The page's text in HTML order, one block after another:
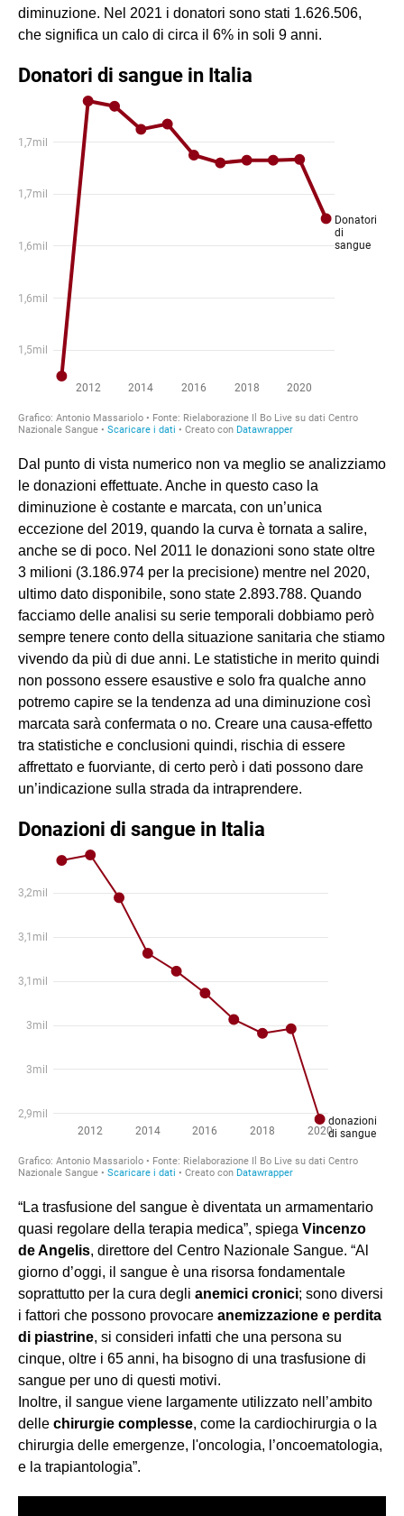
diminuzione. Nel 2021 i donatori sono stati 1.626.506,
che significa un calo di circa il 6% in soli 9 anni.
Dal punto di vista numerico non va meglio se analizziamo
le donazioni effettuate. Anche in questo caso la
diminuzione è costante e marcata, con un’unica
eccezione del 2019, quando la curva è tornata a salire,
anche se di poco. Nel 2011 le donazioni sono state oltre
3 milioni (3.186.974 per la precisione) mentre nel 2020,
ultimo dato disponibile, sono state 2.893.788. Quando
facciamo delle analisi su serie temporali dobbiamo però
sempre tenere conto della situazione sanitaria che stiamo
vivendo da più di due anni. Le statistiche in merito quindi
non possono essere esaustive e solo fra qualche anno
potremo capire se la tendenza ad una diminuzione così
marcata sarà confermata o no. Creare una causa-effetto
tra statistiche e conclusioni quindi, rischia di essere
affrettato e fuorviante, di certo però i dati possono dare
un’indicazione sulla strada da intraprendere.
“La trasfusione del sangue è diventata un armamentario
quasi regolare della terapia medica”, spiega Vincenzo
de Angelis, direttore del Centro Nazionale Sangue. “Al
giorno d’oggi, il sangue è una risorsa fondamentale
soprattutto per la cura degli anemici cronici; sono diversi
i fattori che possono provocare anemizzazione e perdita
di piastrine, si consideri infatti che una persona su
cinque, oltre i 65 anni, ha bisogno di una trasfusione di
sangue per uno di questi motivi.
Inoltre, il sangue viene largamente utilizzato nell’ambito
delle chirurgie complesse, come la cardiochirurgia o la
chirurgia delle emergenze, l'oncologia, l’oncoematologia,
e la trapiantologia”.